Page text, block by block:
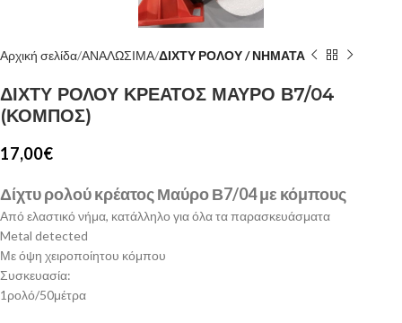
Αρχική σελίδα ΑΝΑΛΩΣΙΜΑ ΔΙΧΤΥ ΡΟΛΟΥ / ΝΗΜΑΤΑ
ΔΙΧΤΥ ΡΟΛΟΥ ΚΡΕΑΤΟΣ ΜΑΥΡΟ Β7/04
(ΚΟΜΠΟΣ)
17,00€
Δίχτυ ρολού κρέατος Μαύρο Β7/04 με κόμπους
Από ελαστικό νήμα, κατάλληλο για όλα τα παρασκευάσματα
Metal detected
Με όψη χειροποίητου κόμπου
Συσκευασία:
1ρολό/50μέτρα